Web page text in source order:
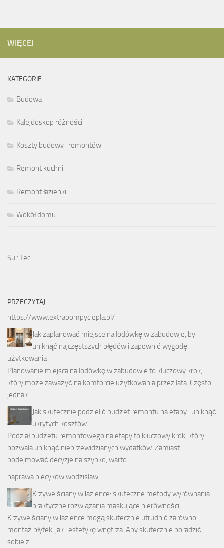
WIĘCEJ
KATEGORIE
Budowa
Kalejdoskop różności
Koszty budowy i remontów
Remont kuchni
Remont łazienki
Wokół domu
Sur Tec
PRZECZYTAJ
https://www.extrapompyciepla.pl/
Jak zaplanować miejsce na lodówkę w zabudowie, by
uniknąć najczęstszych błędów i zapewnić wygodę
użytkowania
Planowanie miejsca na lodówkę w zabudowie to kluczowy krok,
który może zaważyć na komforcie użytkowania przez lata. Często
jednak …
Jak skutecznie podzielić budżet remontu na etapy i uniknąć
ukrytych kosztów
Podział budżetu remontowego na etapy to kluczowy krok, który
pozwala uniknąć nieprzewidzianych wydatków. Zamiast
podejmować decyzje na szybko, warto …
naprawa piecykow wodzislaw
Krzywe ściany w łazience: skuteczne metody wyrównania i
praktyczne rozwiązania maskujące nierówności
Krzywe ściany w łazience mogą skutecznie utrudnić zarówno
montaż płytek, jak i estetykę wnętrza. Aby skutecznie poradzić
sobie z …